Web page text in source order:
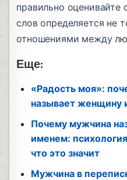
правильно
слов определяется не
отношениями между
Еще:
«Радость моя»:
называет женщину
Почему мужчина
именем:
что это значит
Мужчина в